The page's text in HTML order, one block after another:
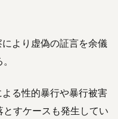
により虚偽の証言を余儀
よる性的暴行や暴行被害
すケースも発生してい